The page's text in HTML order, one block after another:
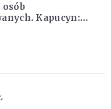
osób
Kapucyn:
rzadko jest